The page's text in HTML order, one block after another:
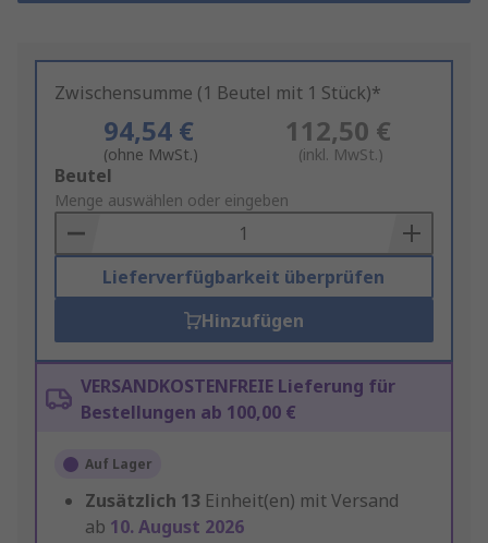
Zwischensumme (1 Beutel mit 1 Stück)*
94,54 €
(ohne MwSt.)
112,50 €
(inkl. MwSt.)
Add
to
Basket
Beutel
Menge auswählen oder eingeben
Lieferverfügbarkeit überprüfen
Hinzufügen
VERSANDKOSTENFREIE Lieferung für
Bestellungen ab 100,00 €
Auf Lager
Zusätzlich 13 Einheit(en) mit Versand
ab 10. August 2026